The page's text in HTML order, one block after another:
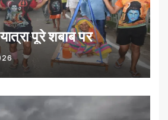
पूरे शबाब पर